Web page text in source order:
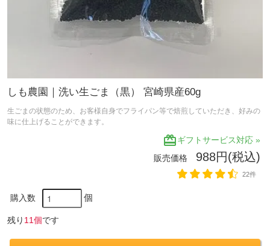
しも農園｜洗い生ごま（黒） 宮崎県産60g
生ごまの状態のため、お客様自身でフライパン等で焙煎していただき、好みの
味に仕上げることができます。
redeemギフトサービス対応 »
販売価格 988円(税込)
22件
購入数 個
残り 11個です